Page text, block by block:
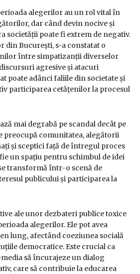
alegerilor au un rol vital în
dar când devin nocive și
societății poate fi extrem de negativ.
din București, s-a constatat o
între simpatizanții diverselor
agresive și atacuri
poate adânci faliile din societate și
participarea cetățenilor la procesul
mai degrabă pe scandal decât pe
preocupă comunitatea, alegătorii
și sceptici față de întregul proces
un spațiu pentru schimbul de idei
transformă într-o scenă de
publicului și participarea la
ale unor dezbateri publice toxice
alegerilor. Ele pot avea
lung, afectând coeziunea socială
democratice. Este crucial ca
să încurajeze un dialog
care să contribuie la educarea